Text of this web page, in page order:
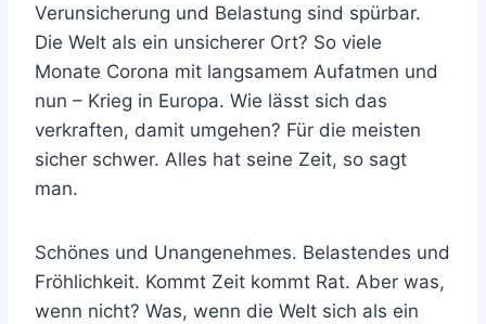
Verunsicherung und Belastung sind spürbar.
Die Welt als ein unsicherer Ort? So viele
Monate Corona mit langsamem Aufatmen und
nun – Krieg in Europa. Wie lässt sich das
verkraften, damit umgehen? Für die meisten
sicher schwer. Alles hat seine Zeit, so sagt
man.
Schönes und Unangenehmes. Belastendes und
Fröhlichkeit. Kommt Zeit kommt Rat. Aber was,
wenn nicht? Was, wenn die Welt sich als ein